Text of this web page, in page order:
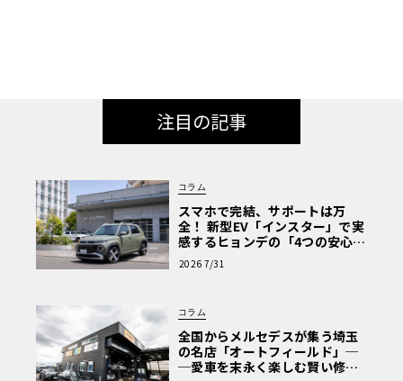
注目の記事
コラム
スマホで完結、サポートは万
全！ 新型EV「インスター」で実
感するヒョンデの「4つの安心」
【第1回・ヒョンデ6つの疑問：
Why? Hyundai?】〈PR〉
2026 7/31
コラム
全国からメルセデスが集う埼玉
の名店「オートフィールド」─
─愛車を末永く楽しむ賢い修理